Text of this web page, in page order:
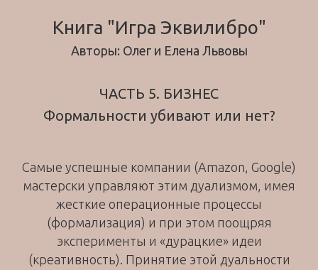
Книга "Игра Эквилибро"
Авторы: Олег и Елена Львовы
ЧАСТЬ 5. БИЗНЕС
Формальности убивают или нет?
Самые успешные компании (Amazon, Google)
мастерски управляют этим дуализмом, имея
жесткие операционные процессы
(формализация) и при этом поощряя
эксперименты и «дурацкие» идеи
(креативность). Принятие этой дуальности